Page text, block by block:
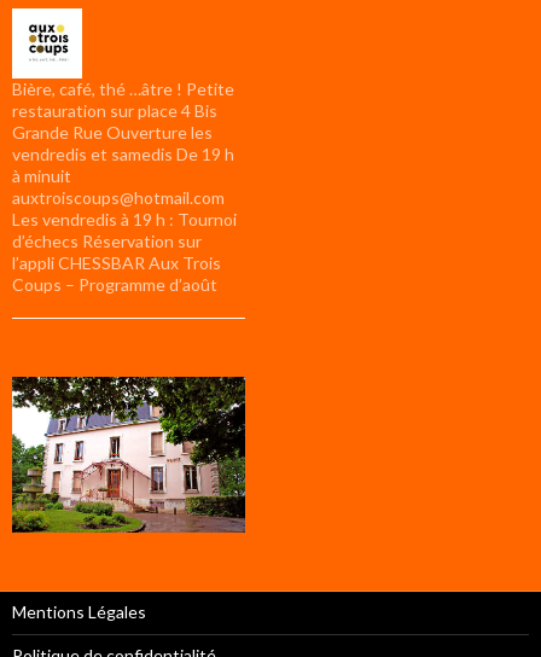
Bière, café, thé …âtre ! Petite
restauration sur place 4 Bis
Grande Rue Ouverture les
vendredis et samedis De 19 h
à minuit
auxtroiscoups@hotmail.com
Les vendredis à 19 h : Tournoi
d’échecs Réservation sur
l’appli CHESSBAR Aux Trois
Coups – Programme d’août
Mentions Légales